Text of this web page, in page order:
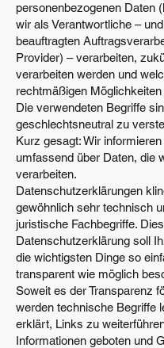
personenbezogenen Daten
wir als Verantwortliche –
beauftragten
Provider) – verarbeiten,
verarbeiten werden und
rechtmäßigen Möglichkeiten
Die verwendeten Begriffe
geschlechtsneutral zu
Kurz gesagt: Wir
umfassend über Daten, die
verarbeiten.
Datenschutzerklärungen
gewöhnlich sehr technisch
juristische Fachbegriffe.
Datenschutzerklärung soll
die wichtigsten Dinge so
transparent wie möglich
Soweit es der Transparenz
werden technische Begriffe
erklärt, Links zu
Informationen geboten und